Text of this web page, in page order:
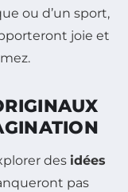
ou d’un sport,
joie et
des idées
pas